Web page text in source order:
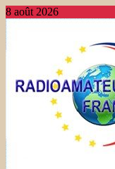
8 août 2026